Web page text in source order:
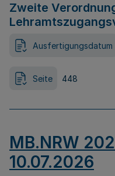
Zweite
Ausfertigungsdatum
Seite 448
MB.NRW
10.07.2026